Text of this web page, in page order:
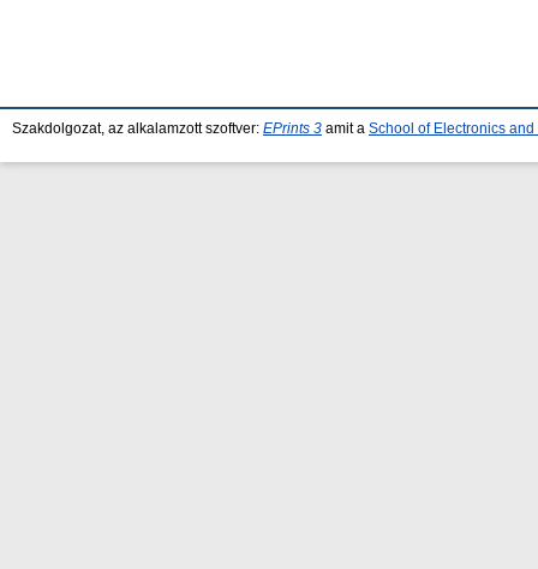
Szakdolgozat, az alkalamzott szoftver: EPrints 3 amit a School of Electronics